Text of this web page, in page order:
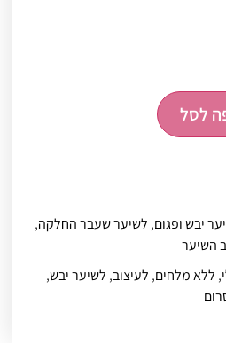
לסל
יבש ופגום,לשיער שעבר החלקה,
השיער
,ללא מלחים,לעיצוב,לשיער יבש,